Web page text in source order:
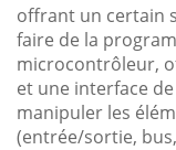
offrant un certain
faire de la
microcontrôleur,
et une interface
manipuler les
(entrée/sortie,